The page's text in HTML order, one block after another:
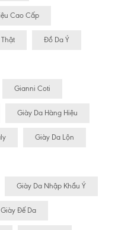
Cao Cấp
Đồ Da Ý
Gianni Coti
Giày Da Hàng Hiệu
Giày Da Lộn
Giày Da Nhập Khẩu Ý
Giày Đế Da